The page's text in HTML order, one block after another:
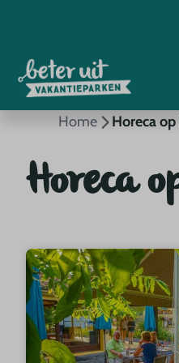
Home Horeca
Horeca